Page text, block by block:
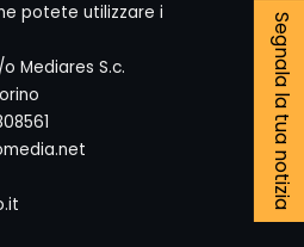
Segnala la tua notizia
potete utilizzare i
Mediares S.c.